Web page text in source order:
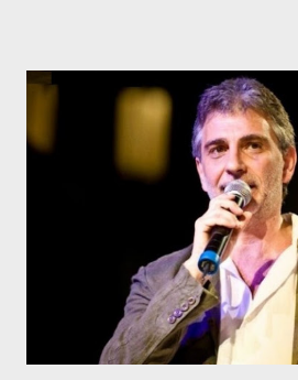
tradizionale. Sul palco con lui Eric
'Fisa' Marinelli (fisarmonica), Cristina
Angelucci (chitarra e cori), Matteo
Guerrieri (batteria). Alle ore 22.30 live